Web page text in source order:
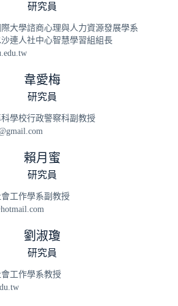
研究員
大學諮商心理與人力資源發展學系
連人社中心智慧學習組組長
韋愛梅
研究員
學校行政警察科副教授
賴月蜜
研究員
工作學系副教授
劉淑瓊
研究員
工作學系教授